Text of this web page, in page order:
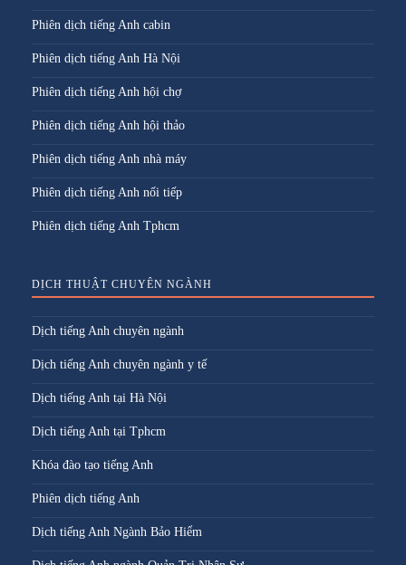
Phiên dịch tiếng Anh cabin
Phiên dịch tiếng Anh Hà Nội
Phiên dịch tiếng Anh hội chợ
Phiên dịch tiếng Anh hội thảo
Phiên dịch tiếng Anh nhà máy
Phiên dịch tiếng Anh nối tiếp
Phiên dịch tiếng Anh Tphcm
DỊCH THUẬT CHUYÊN NGÀNH
Dịch tiếng Anh chuyên ngành
Dịch tiếng Anh chuyên ngành y tế
Dịch tiếng Anh tại Hà Nội
Dịch tiếng Anh tại Tphcm
Khóa đào tạo tiếng Anh
Phiên dịch tiếng Anh
Dịch tiếng Anh Ngành Bảo Hiểm